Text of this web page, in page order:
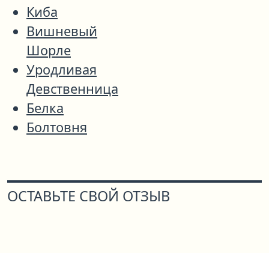
Киба
Вишневый
Шорле
Уродливая
Девственница
Белка
Болтовня
ОСТАВЬТЕ СВОЙ ОТЗЫВ